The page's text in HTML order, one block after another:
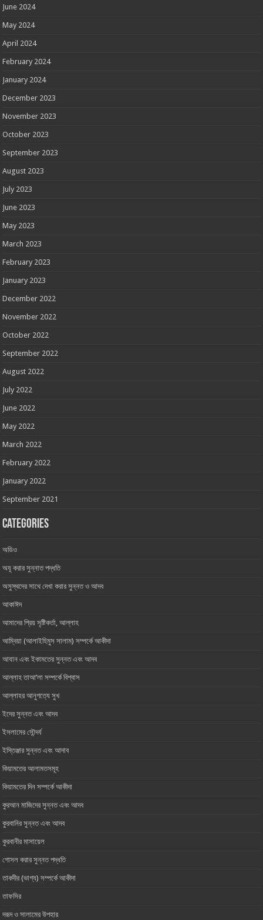
June 2024
May 2024
April 2024
February 2024
January 2024
December 2023
November 2023
October 2023
September 2023
August 2023
July 2023
June 2023
May 2023
March 2023
February 2023
January 2023
December 2022
November 2022
October 2022
September 2022
August 2022
July 2022
June 2022
May 2022
March 2022
February 2022
January 2022
September 2021
Categories
অডিও
অযূ করার সুন্নাত পদ্ধতি
অসুস্থদের সাথে দেখা করার সুন্নত ও আদব
আকাঈদ
আমাদের প্রিয় সৃষ্টিকর্তা, আল্লাহ ‎
আম্বিয়া (আলাইহিমুস সালাম) সম্পর্কে আকীদা
আযান এবং ইকামতের সুন্নত এবং আদব
আল্লাহ তাআ’লা সম্পর্কে বিশ্বাস
আল্লাহর আনুগত্যে সুখ
ইদের সুন্নত এবং আদব
ইসলামের সৌন্দর্য
ইস্তিঞ্জার সুন্নত এবং আদাব
কিয়ামতের আলামতসমূহ
কিয়ামতের দিন সম্পর্কে আকীদা
কুরআন মাজিদের সুন্নত এবং আদব
কুরবানির সুন্নত এবং আদব
কুরবানীর মাসায়েল
গোসল করার সুন্নত পদ্ধতি
তাকদীর (ভাগ্য) সম্পর্কে আকীদা
তাফসির
দরূদ ও সালামের উপহার